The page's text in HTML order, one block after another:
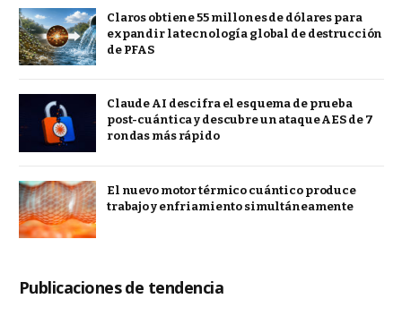
Claros obtiene 55 millones de dólares para
expandir la tecnología global de destrucción
de PFAS
Claude AI descifra el esquema de prueba
post-cuántica y descubre un ataque AES de 7
rondas más rápido
El nuevo motor térmico cuántico produce
trabajo y enfriamiento simultáneamente
Publicaciones de tendencia